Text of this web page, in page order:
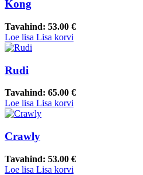
Kong
Tavahind: 53.00 €
Loe lisa Lisa korvi
Rudi
Tavahind: 65.00 €
Loe lisa Lisa korvi
Crawly
Tavahind: 53.00 €
Loe lisa Lisa korvi